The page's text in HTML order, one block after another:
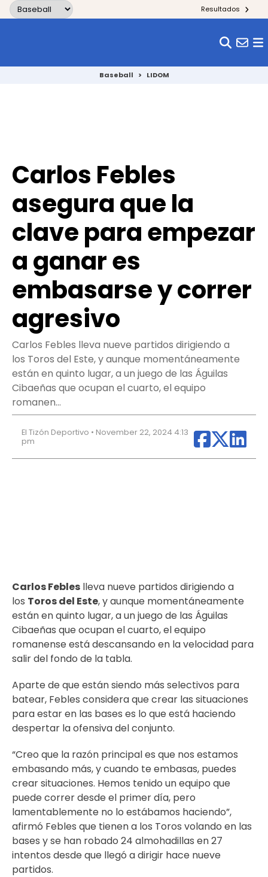
Skip to content Resultados
Baseball > LIDOM
Carlos Febles
asegura que la
clave para empezar
a ganar es
embasarse y correr
agresivo
Carlos Febles lleva nueve partidos dirigiendo a
los Toros del Este, y aunque momentáneamente
están en quinto lugar, a un juego de las Águilas
Cibaeñas que ocupan el cuarto, el equipo
romanen…
El Tizón Deportivo • November 22, 2024 4:13
pm
Carlos Febles lleva nueve partidos dirigiendo a
los Toros del Este, y aunque momentáneamente
están en quinto lugar, a un juego de las Águilas
Cibaeñas que ocupan el cuarto, el equipo
romanense está descansando en la velocidad para
salir del fondo de la tabla.
Aparte de que están siendo más selectivos para
batear, Febles considera que crear las situaciones
para estar en las bases es lo que está haciendo
despertar la ofensiva del conjunto.
“Creo que la razón principal es que nos estamos
embasando más, y cuando te embasas, puedes
crear situaciones. Hemos tenido un equipo que
puede correr desde el primer día, pero
lamentablemente no lo estábamos haciendo”,
afirmó Febles que tienen a los Toros volando en las
bases y se han robado 24 almohadillas en 27
intentos desde que llegó a dirigir hace nueve
partidos.